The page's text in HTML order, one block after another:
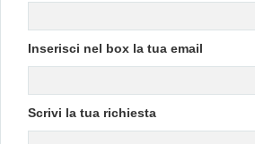
Inserisci nel box la tua email
Scrivi la tua richiesta